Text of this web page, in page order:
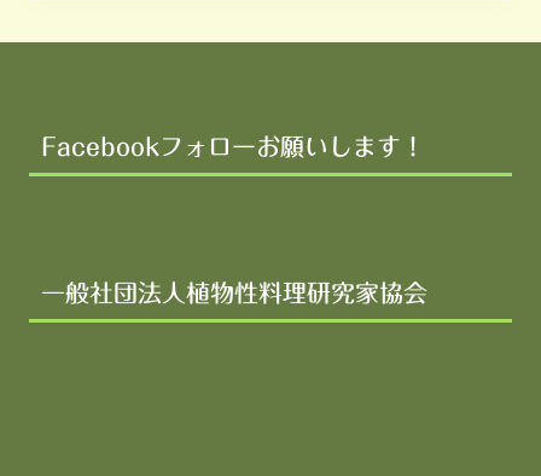
Facebookフォローお願いします！
一般社団法人植物性料理研究家協会